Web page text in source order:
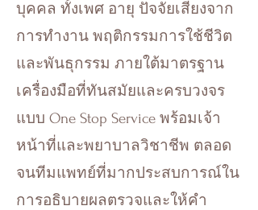
บุคคล ทั้งเพศ อายุ ปัจจัยเสี่ยงจาก
การทำงาน พฤติกรรมการใช้ชีวิต
และพันธุกรรม ภายใต้มาตรฐาน
เครื่องมือที่ทันสมัยและครบวงจร
แบบ One Stop Service พร้อมเจ้า
หน้าที่และพยาบาลวิชาชีพ ตลอด
จนทีมแพทย์ที่มากประสบการณ์ใน
การอธิบายผลตรวจและให้คำ